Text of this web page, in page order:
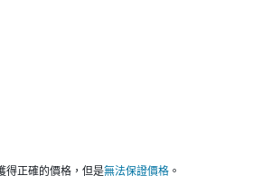
得正確的價格，但是無法保證價格 。